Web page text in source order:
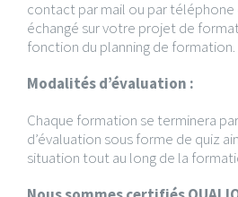
contact par mail ou par téléphone
échangé sur votre projet de
fonction du planning de formation.
Modalités d’évaluation :
Chaque formation se terminera
d’évaluation sous forme de quiz
situation tout au long de la